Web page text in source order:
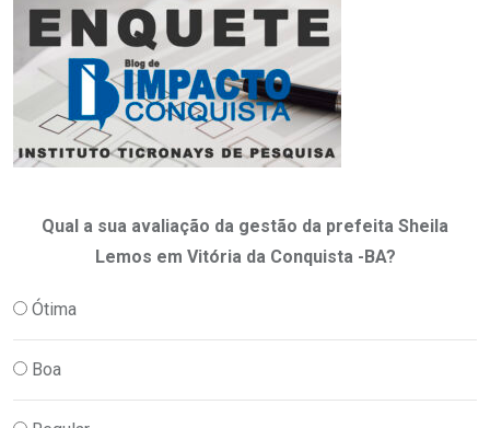
Qual a sua avaliação da gestão da prefeita Sheila
Lemos em Vitória da Conquista -BA?
Ótima
Boa